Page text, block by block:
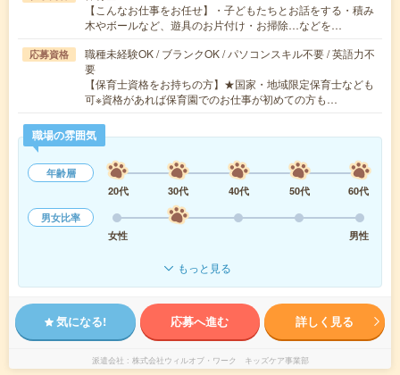
【こんなお仕事をお任せ】・子どもたちとお話をする・積み
木やボールなど、遊具のお片付け・お掃除…などを…
応募資格
職種未経験OK / ブランクOK / パソコンスキル不要 / 英語力不
要
【保育士資格をお持ちの方】★国家・地域限定保育士なども
可※資格があれば保育園でのお仕事が初めての方も…
職場の雰囲気
年齢層
20代
30代 40代 50代
60代
男女比率
女性
男性
もっと見る
気になる! 応募へ進む 詳しく見る
派遣会社 株式会社ウィルオブ・ワーク キッズケア事業部